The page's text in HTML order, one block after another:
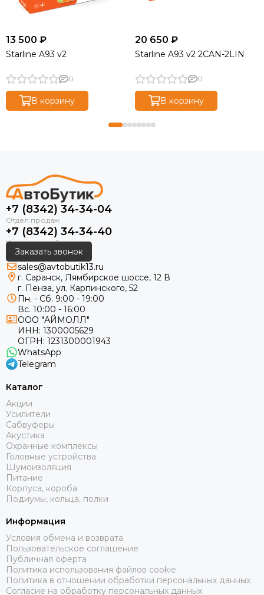
13 500 ₽
Starline A93 v2
0
В корзину
20 650 ₽
Starline A93 v2 2CAN-2LIN
0
В корзину
+7 (8342) 34-34-04
+7 (8342) 34-34-40
Заказать звонок
sales@avtobutik13.ru
г. Саранск, Лямбирское шоссе, 12 В
г. Пенза, ул. Карпинского, 52
Пн. - Сб. 9:00 - 19:00
Вс. 10:00 - 16:00
ООО "АЙМОЛЛ"
ИНН: 1300005629
ОГРН: 1231300001943
WhatsApp
Telegram
Каталог
Акции
Усилители
Сабвуферы
Акустика
Охранные комплексы
Головные устройства
Шумоизоляция
Питание
Корпуса, короба
Подиумы, кольца, полки
Информация
Условия обмена и возврата
Пользовательское соглашение
Публичная оферта
Политика использования файлов cookie
Политика в отношении обработки персональных данных
Согласие на обработку персональных данных